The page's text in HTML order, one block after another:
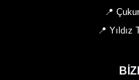
📍
📍